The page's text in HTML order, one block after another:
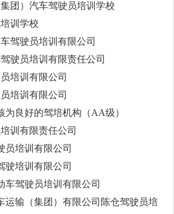
团）汽车驾驶员培训学校
训学校
驾驶员培训有限公司
驶员培训有限责任公司
培训有限公司
驶员培训有限公司
为良好的驾培机构（AA级）
员培训有限责任公司
员培训有限公司
驶培训有限公司
车驾驶员培训有限公司
运输（集团）有限公司陈仓驾驶员培